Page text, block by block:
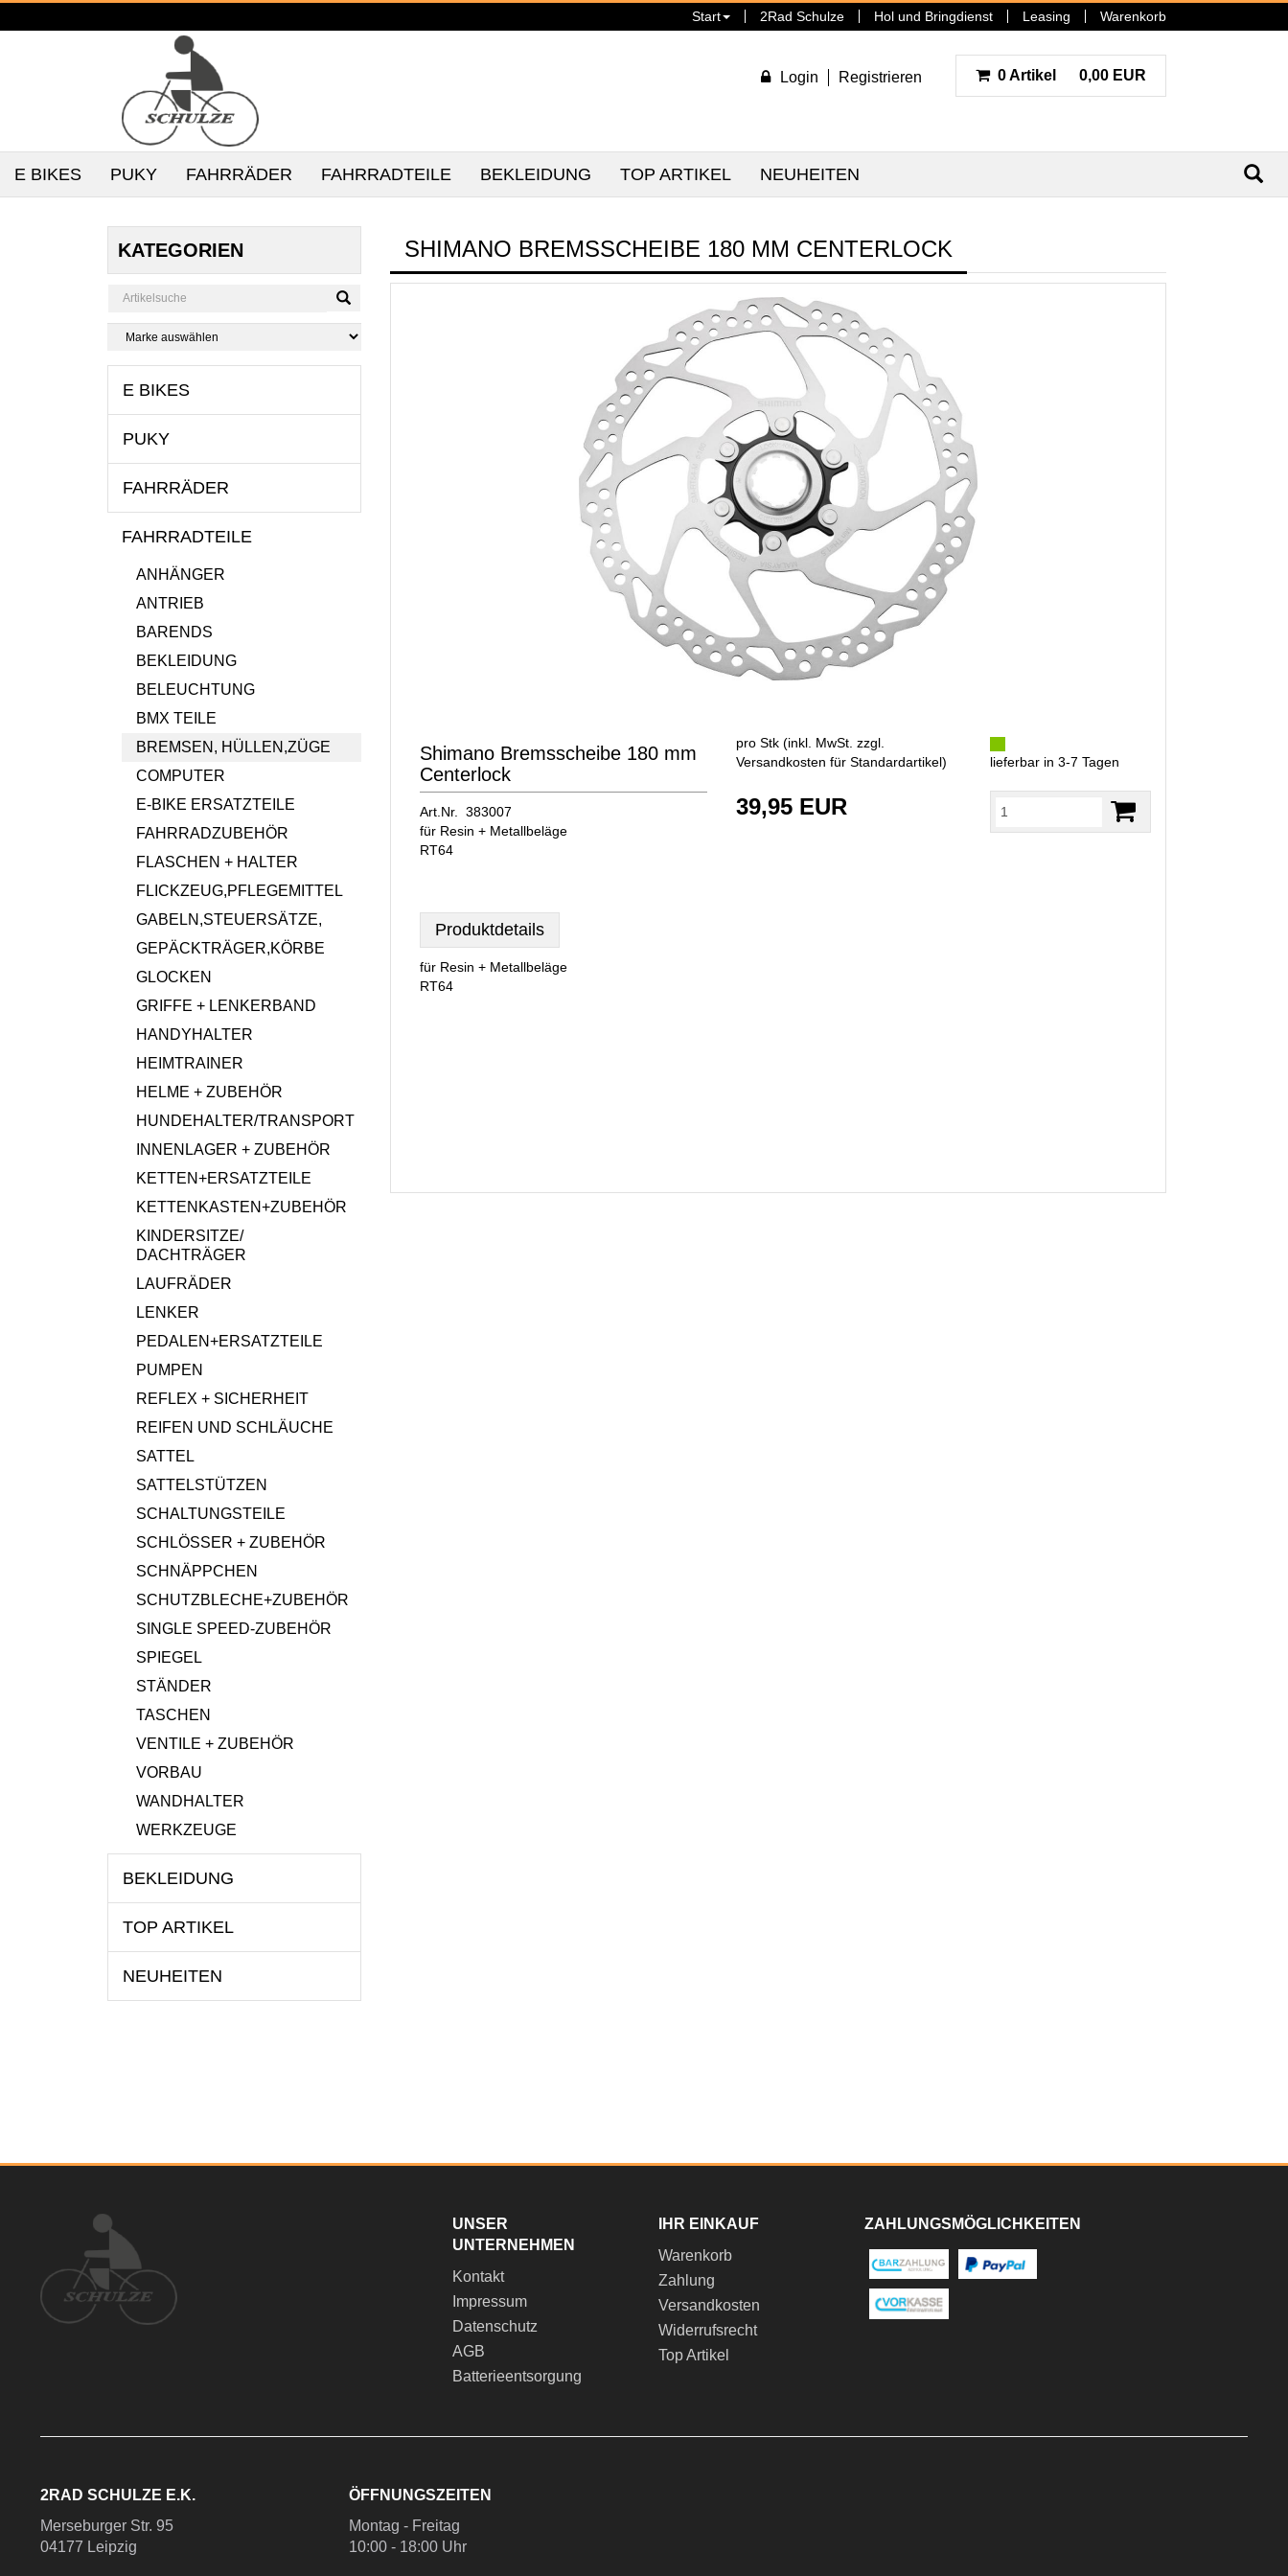
Start 2Rad Schulze Hol und Bringdienst Leasing Warenkorb
Login Registrieren 0 Artikel 0,00 EUR
E BIKES PUKY FAHRRÄDER FAHRRADTEILE BEKLEIDUNG TOP ARTIKEL NEUHEITEN
KATEGORIEN
E BIKES
PUKY
FAHRRÄDER
FAHRRADTEILE
ANHÄNGER
ANTRIEB
BARENDS
BEKLEIDUNG
BELEUCHTUNG
BMX TEILE
BREMSEN, HÜLLEN,ZÜGE
COMPUTER
E-BIKE ERSATZTEILE
FAHRRADZUBEHÖR
FLASCHEN + HALTER
FLICKZEUG,PFLEGEMITTEL
GABELN,STEUERSÄTZE,
GEPÄCKTRÄGER,KÖRBE
GLOCKEN
GRIFFE + LENKERBAND
HANDYHALTER
HEIMTRAINER
HELME + ZUBEHÖR
HUNDEHALTER/TRANSPORT
INNENLAGER + ZUBEHÖR
KETTEN+ERSATZTEILE
KETTENKASTEN+ZUBEHÖR
KINDERSITZE/
DACHTRÄGER
LAUFRÄDER
LENKER
PEDALEN+ERSATZTEILE
PUMPEN
REFLEX + SICHERHEIT
REIFEN UND SCHLÄUCHE
SATTEL
SATTELSTÜTZEN
SCHALTUNGSTEILE
SCHLÖSSER + ZUBEHÖR
SCHNÄPPCHEN
SCHUTZBLECHE+ZUBEHÖR
SINGLE SPEED-ZUBEHÖR
SPIEGEL
STÄNDER
TASCHEN
VENTILE + ZUBEHÖR
VORBAU
WANDHALTER
WERKZEUGE
BEKLEIDUNG
TOP ARTIKEL
NEUHEITEN
SHIMANO BREMSSCHEIBE 180 MM CENTERLOCK
Shimano Bremsscheibe 180 mm
Centerlock
Art.Nr. 383007
für Resin + Metallbeläge
RT64
pro Stk (inkl. MwSt. zzgl.
Versandkosten für Standardartikel)
39,95 EUR
lieferbar in 3-7 Tagen
Produktdetails
für Resin + Metallbeläge
RT64
UNSER
UNTERNEHMEN
Kontakt
Impressum
Datenschutz
AGB
Batterieentsorgung
IHR EINKAUF
Warenkorb
Zahlung
Versandkosten
Widerrufsrecht
Top Artikel
ZAHLUNGSMÖGLICHKEITEN
2RAD SCHULZE E.K.
Merseburger Str. 95
04177 Leipzig
ÖFFNUNGSZEITEN
Montag - Freitag
10:00 - 18:00 Uhr